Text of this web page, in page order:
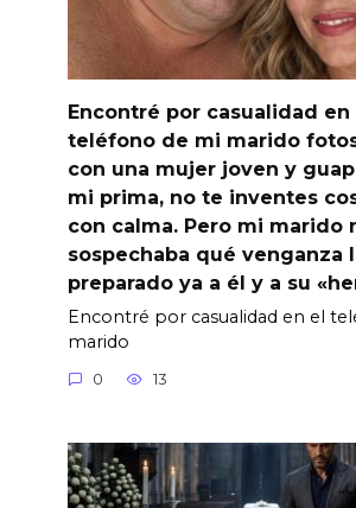
Encontré por casualidad en
teléfono de mi marido
con una mujer joven y
mi prima, no te inventes
con calma. Pero mi marido
sospechaba qué venganza
preparado ya a él y a su
Encontré por casualidad en el
marido
0 13